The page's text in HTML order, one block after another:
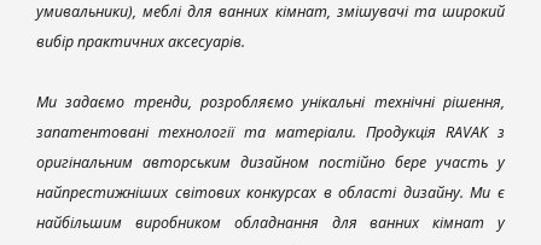
умивальники), меблі для ванних кімнат, змішувачі та широкий
вибір практичних аксесуарів.
Ми задаємо тренди, розробляємо унікальні технічні рішення,
запатентовані технології та матеріали. Продукція RAVAK з
оригінальним авторським дизайном постійно бере участь у
найпрестижніших світових конкурсах в області дизайну. Ми є
найбільшим виробником обладнання для ванних кімнат у